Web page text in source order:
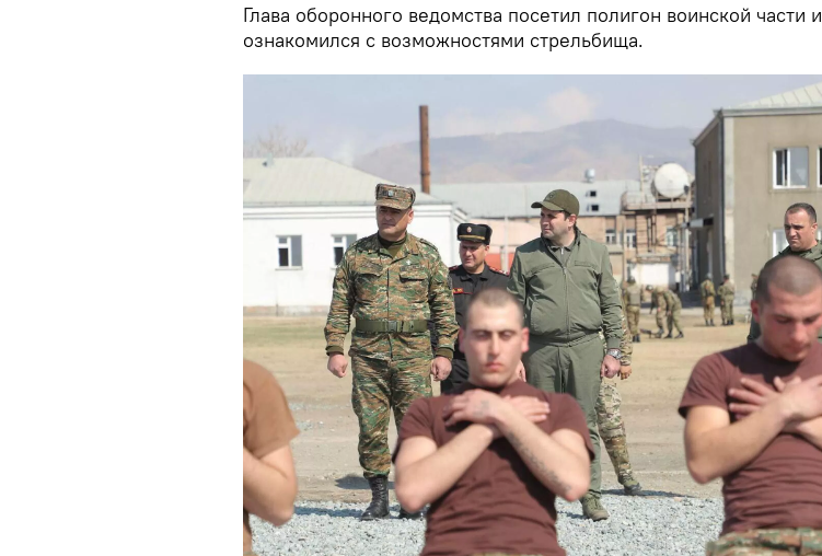
Глава оборонного ведомства посетил полигон воинской части и
ознакомился с возможностями стрельбища.